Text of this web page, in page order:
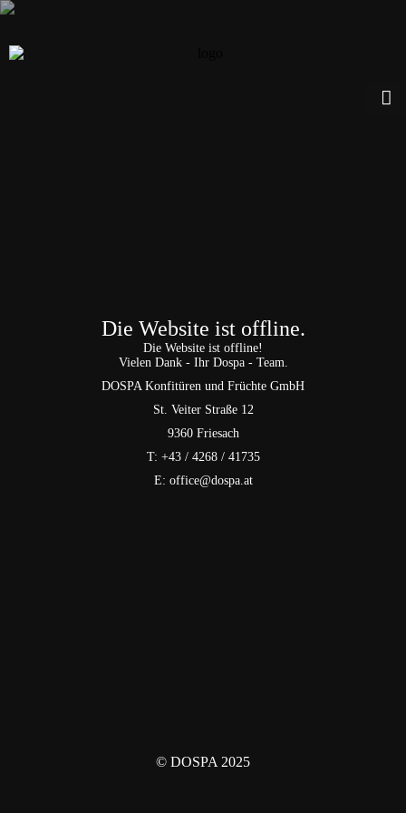
Die Website ist offline.
Die Website ist offline!
Vielen Dank - Ihr Dospa - Team.
DOSPA Konfitüren und Früchte GmbH
St. Veiter Straße 12
9360 Friesach
T: +43 / 4268 / 41735
E: office@dospa.at
© DOSPA 2025